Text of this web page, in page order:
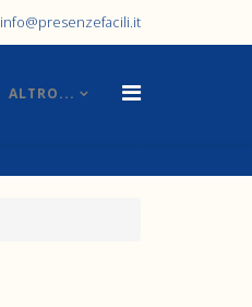
info@presenzefacili.it
ALTRO...